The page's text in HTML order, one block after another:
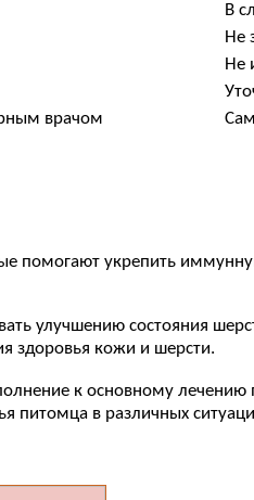
В
Не
Не
врачом
помогают укрепить
улучшению состояния
здоровья кожи и шерсти.
к основному
питомца в различных